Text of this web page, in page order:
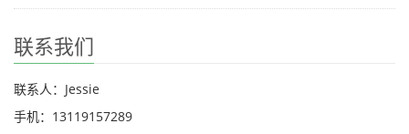
联系我们
联系人：Jessie
手机：13119157289